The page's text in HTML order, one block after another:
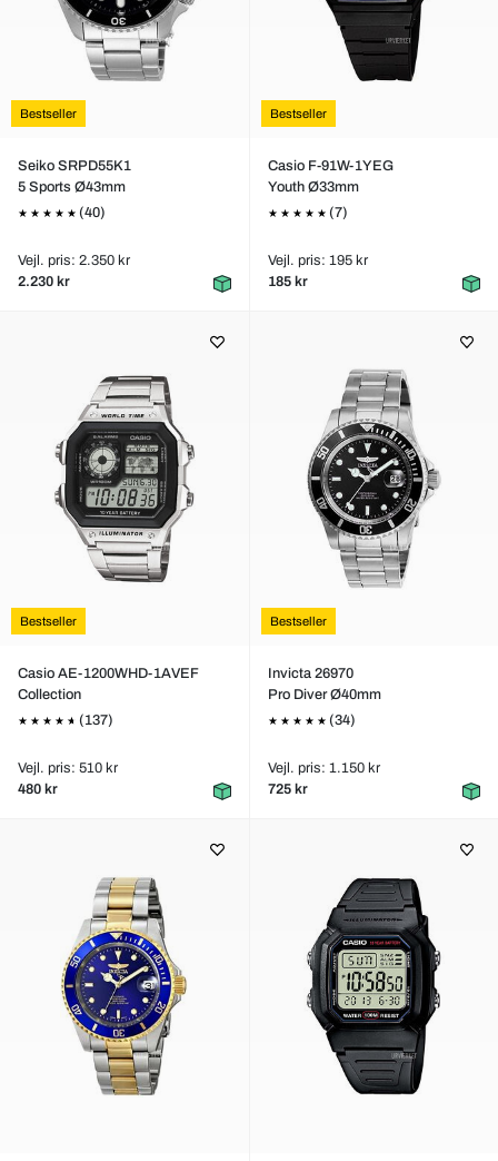
Bestseller
Seiko SRPD55K1
5 Sports Ø43mm
(40)
Vejl. pris: 2.350 kr
2.230 kr
Bestseller
Casio F-91W-1YEG
Youth Ø33mm
(7)
Vejl. pris: 195 kr
185 kr
Bestseller
Casio AE-1200WHD-1AVEF
Collection
(137)
Vejl. pris: 510 kr
480 kr
Bestseller
Invicta 26970
Pro Diver Ø40mm
(34)
Vejl. pris: 1.150 kr
725 kr